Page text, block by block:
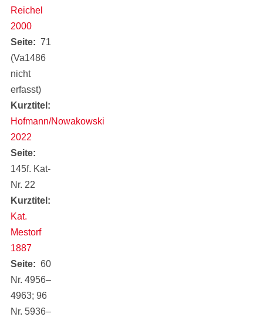
Reichel
2000
Seite
71
(Va1486
nicht
erfasst)
Kurztitel
Hofmann/Nowakowski
2022
Seite
145f. Kat-
Nr. 22
Kurztitel
Kat.
Mestorf
1887
Seite
60
Nr. 4956‒
4963; 96
Nr. 5936‒